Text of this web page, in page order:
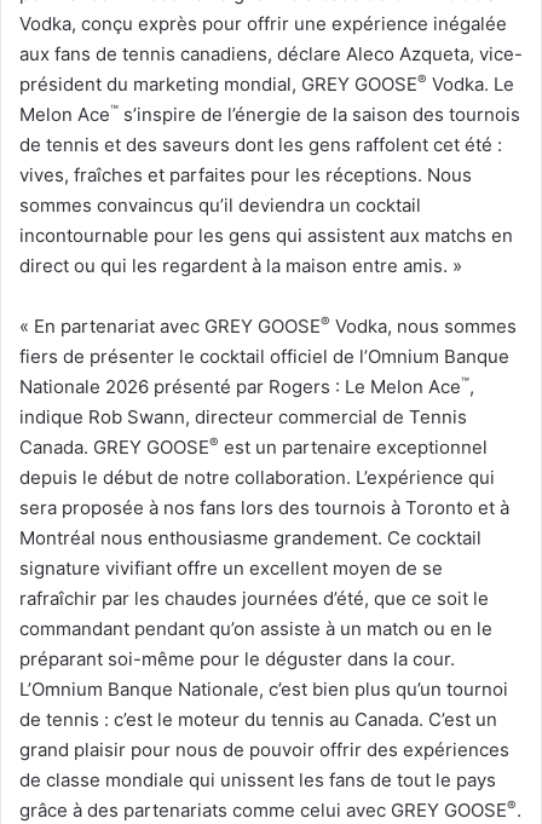
Vodka, conçu exprès pour offrir une expérience inégalée
aux fans de tennis canadiens, déclare Aleco Azqueta, vice-
président du marketing mondial, GREY GOOSE® Vodka. Le
Melon Ace™ s’inspire de l’énergie de la saison des tournois
de tennis et des saveurs dont les gens raffolent cet été :
vives, fraîches et parfaites pour les réceptions. Nous
sommes convaincus qu’il deviendra un cocktail
incontournable pour les gens qui assistent aux matchs en
direct ou qui les regardent à la maison entre amis. »
« En partenariat avec GREY GOOSE® Vodka, nous sommes
fiers de présenter le cocktail officiel de l’Omnium Banque
Nationale 2026 présenté par Rogers : Le Melon Ace™,
indique Rob Swann, directeur commercial de Tennis
Canada. GREY GOOSE® est un partenaire exceptionnel
depuis le début de notre collaboration. L’expérience qui
sera proposée à nos fans lors des tournois à Toronto et à
Montréal nous enthousiasme grandement. Ce cocktail
signature vivifiant offre un excellent moyen de se
rafraîchir par les chaudes journées d’été, que ce soit le
commandant pendant qu’on assiste à un match ou en le
préparant soi-même pour le déguster dans la cour.
L’Omnium Banque Nationale, c’est bien plus qu’un tournoi
de tennis : c’est le moteur du tennis au Canada. C’est un
grand plaisir pour nous de pouvoir offrir des expériences
de classe mondiale qui unissent les fans de tout le pays
grâce à des partenariats comme celui avec GREY GOOSE®.